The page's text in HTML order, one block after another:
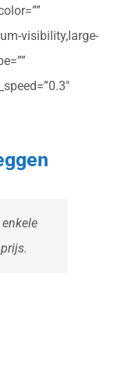
visibility,large-